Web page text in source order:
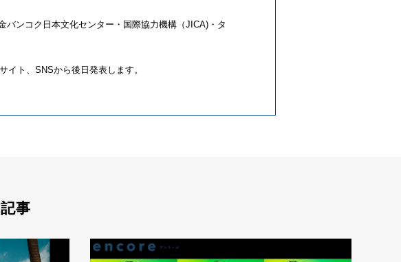
ンコク日本文化センター・国際協力機構（JICA)・タ
ト、SNSから後日発表します。
事